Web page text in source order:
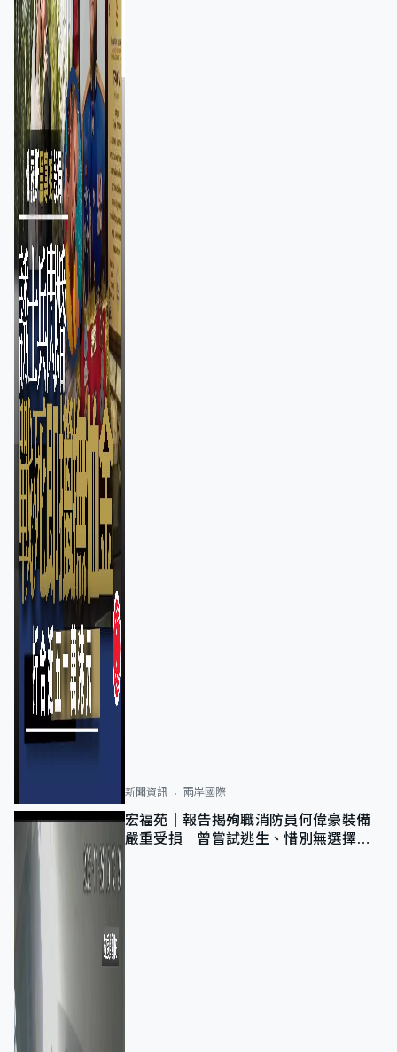
新聞資訊 兩岸國際
宏福苑｜報告揭殉職消防員何偉豪裝備
嚴重受損 曾嘗試逃生、惜別無選擇下